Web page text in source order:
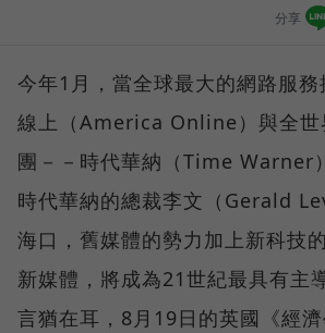
分享
今年1月，當全球最大的網路服務
線上（America Online）與全世
團－－時代華納（Time Warner
時代華納的總裁李文（Gerald
海口，舊媒體的勢力加上新科技
新媒體，將成為21世紀最具有主
言猶在耳，8月19日的英國《經